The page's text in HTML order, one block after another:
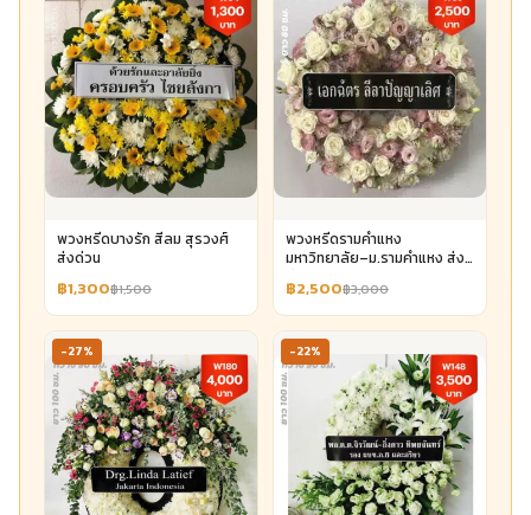
พวงหรีดบางรัก สีลม สุรวงศ์
ส่งด่วน
฿1,300฿1,500
พวงหรีดรามคำแหง
มหาวิทยาลัย–ม.รามคำแหง ส่ง
฿2,500฿3,000
-27% -22%